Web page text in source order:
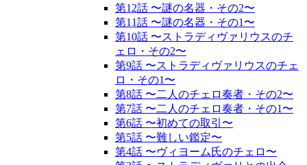
第12話 〜謎の名器・その2〜
第11話 〜謎の名器・その1〜
第10話 〜ストラディヴァリウスのチ
ェロ・その2〜
第9話 〜ストラディヴァリウスのチェ
ロ・その1〜
第8話 〜二人のチェロ奏者・その2〜
第7話 〜二人のチェロ奏者・その1〜
第6話 〜初めての取引〜
第5話 〜難しい鑑定〜
第4話 〜ヴィヨーム氏のチェロ〜